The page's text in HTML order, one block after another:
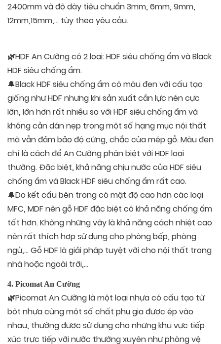
2400mm và độ dày tiêu chuẩn 3mm, 6mm, 9mm,
12mm,15mm,… tùy theo yêu cầu.
🌿HDF An Cường có 2 loại: HDF siêu chống ẩm và Black
HDF siêu chống ẩm.
🔔Black HDF siêu chống ẩm có màu đen với cấu tạo
giống như HDF nhưng khi sản xuất cần lực nén cực
lớn, lớn hơn rất nhiều so với HDF siêu chống ẩm và
không cần dán nẹp trong một số hạng mục nội thất
mà vẫn đảm bảo độ cứng, chắc của mép gỗ. Màu đen
chỉ là cách để An Cường phân biệt với HDF loại
thường. Đặc biệt, khả năng chịu nước của HDF siêu
chống ẩm và Black HDF siêu chống ẩm rất cao.
🔔Do kết cấu bên trong có mật độ cao hơn các loại
MFC, MDF nên gỗ HDF đặc biệt có khả năng chống ẩm
tốt hơn. Không những vậy là khả năng cách nhiệt cao
nên rất thích hợp sử dụng cho phòng bếp, phòng
ngủ,… Gỗ HDF là giải pháp tuyệt vời cho nội thất trong
nhà hoặc ngoài trời,…
4. Picomat An Cường
🌿Picomat An Cường là một loại nhựa có cấu tạo từ
bột nhựa cùng một số chất phụ gia được ép vào
nhau, thường được sử dụng cho những khu vực tiếp
xúc trực tiếp với nước thường xuyên như phòng vệ